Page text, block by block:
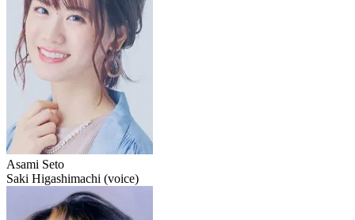
Asami Seto
Saki Higashimachi (voice)